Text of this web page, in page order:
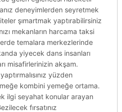
deneyimlerden seyretmek
şımartmak yaptırabilirsiniz
mekanların harcama taksi
temalara merkezlerinde
yiyecek dans insanları
misafirlerinizin akşam.
yüzden
kombini yemeğe ortama.
ilgi seyahat konular arayan
fırsatınız